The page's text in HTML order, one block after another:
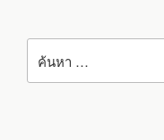
ค้นหา: